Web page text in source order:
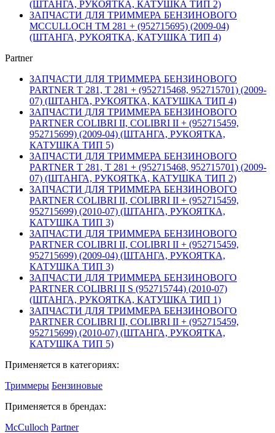
(ШТАНГА, РУКОЯТКА, КАТУШКА ТИП 2)
ЗАПЧАСТИ ДЛЯ ТРИММЕРА БЕНЗИНОВОГО
MCCULLOCH TM 281 + (952715695) (2009-04)
(ШТАНГА, РУКОЯТКА, КАТУШКА ТИП 4)
Partner
ЗАПЧАСТИ ДЛЯ ТРИММЕРА БЕНЗИНОВОГО
PARTNER T 281, T 281 + (952715468, 952715701) (2009-
07) (ШТАНГА, РУКОЯТКА, КАТУШКА ТИП 4)
ЗАПЧАСТИ ДЛЯ ТРИММЕРА БЕНЗИНОВОГО
PARTNER COLIBRI II, COLIBRI II + (952715459,
952715699) (2009-04) (ШТАНГА, РУКОЯТКА,
КАТУШКА ТИП 5)
ЗАПЧАСТИ ДЛЯ ТРИММЕРА БЕНЗИНОВОГО
PARTNER T 281, T 281 + (952715468, 952715701) (2009-
07) (ШТАНГА, РУКОЯТКА, КАТУШКА ТИП 2)
ЗАПЧАСТИ ДЛЯ ТРИММЕРА БЕНЗИНОВОГО
PARTNER COLIBRI II, COLIBRI II + (952715459,
952715699) (2010-07) (ШТАНГА, РУКОЯТКА,
КАТУШКА ТИП 3)
ЗАПЧАСТИ ДЛЯ ТРИММЕРА БЕНЗИНОВОГО
PARTNER COLIBRI II, COLIBRI II + (952715459,
952715699) (2009-04) (ШТАНГА, РУКОЯТКА,
КАТУШКА ТИП 3)
ЗАПЧАСТИ ДЛЯ ТРИММЕРА БЕНЗИНОВОГО
PARTNER COLIBRI II S (952715744) (2010-07)
(ШТАНГА, РУКОЯТКА, КАТУШКА ТИП 1)
ЗАПЧАСТИ ДЛЯ ТРИММЕРА БЕНЗИНОВОГО
PARTNER COLIBRI II, COLIBRI II + (952715459,
952715699) (2010-07) (ШТАНГА, РУКОЯТКА,
КАТУШКА ТИП 5)
Применяется в категориях:
Триммеры Бензиновые
Применяется в брендах:
McCulloch Partner